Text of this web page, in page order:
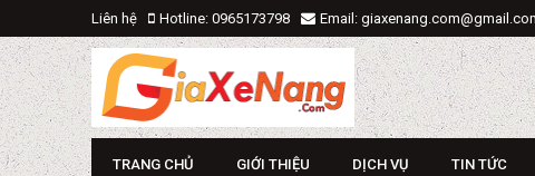
Liên hệ Hotline: 0965173798 Email:
TRANG CHỦ GIỚI THIỆU DỊCH VỤ TIN TỨC